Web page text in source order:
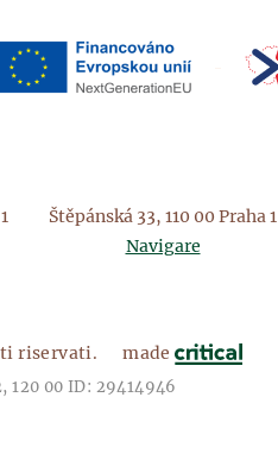
Štěpánská 33, 110 00 Praha 1
Navigare
riservati. made
120 00 ID: 29414946